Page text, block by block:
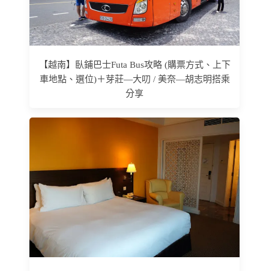
【越南】臥鋪巴士Futa Bus攻略 (購票方式、上下
車地點、選位)＋芽莊—大叨 / 美奈—胡志明搭乘
分享